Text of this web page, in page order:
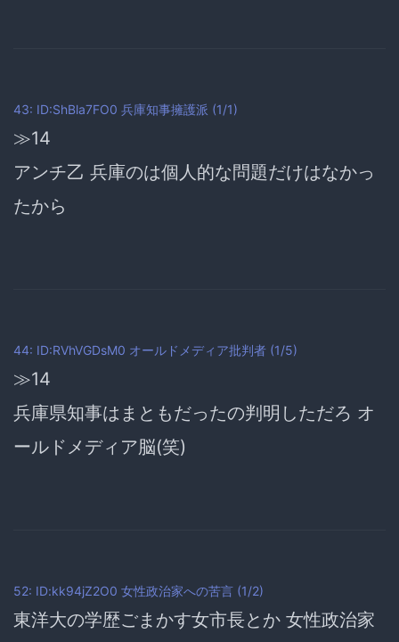
43: ID:ShBla7FO0 兵庫知事擁護派 (1/1)
≫14
アンチ乙 兵庫のは個人的な問題だけはなかっ
たから
44: ID:RVhVGDsM0 オールドメディア批判者 (1/5)
≫14
兵庫県知事はまともだったの判明しただろ オ
ールドメディア脳(笑)
52: ID:kk94jZ2O0 女性政治家への苦言 (1/2)
東洋大の学歴ごまかす女市長とか 女性政治家